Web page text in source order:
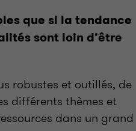
que si la tendance
sont loin d’être
robustes et outillés, de
différents thèmes et
dans un grand